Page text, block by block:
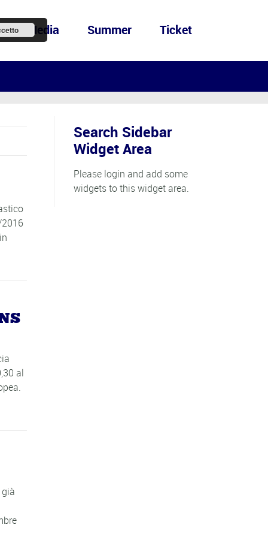
Summer Ticket
al
Search Sidebar
Widget Area
Please login and add some
widgets to this widget area.